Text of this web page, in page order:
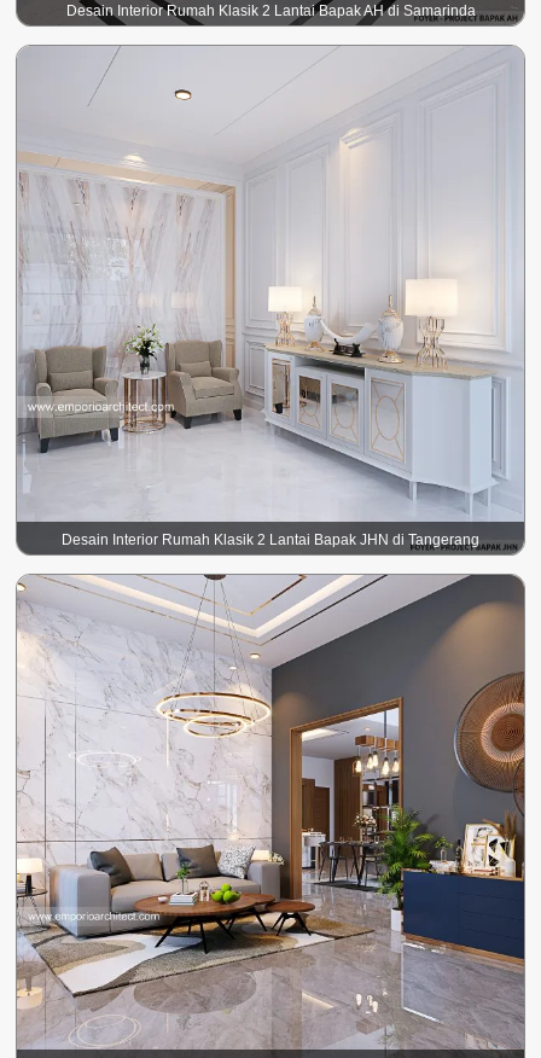
Desain Interior Rumah Klasik 2 Lantai Bapak AH di Samarinda
Desain Interior Rumah Klasik 2 Lantai Bapak JHN di Tangerang